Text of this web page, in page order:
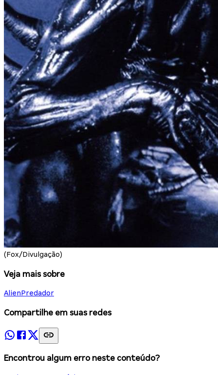
(Fox/Divulgação)
Veja mais sobre
AlienPredador
Compartilhe em suas redes
Encontrou algum erro neste conteúdo?